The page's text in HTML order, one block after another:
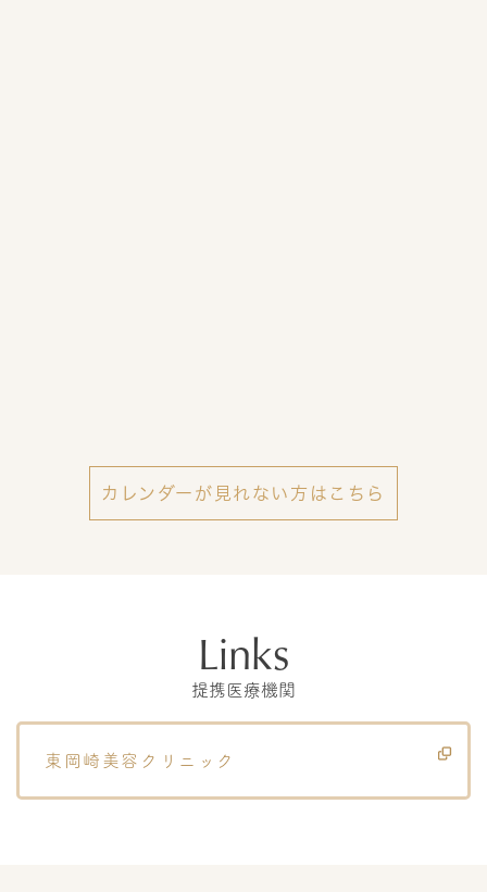
カレンダーが見れない方はこちら
Links
提携医療機関
東岡崎美容クリニック